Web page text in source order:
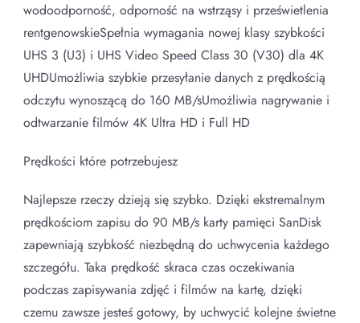
wodoodporność, odporność na wstrząsy i prześwietlenia
rentgenowskieSpełnia wymagania nowej klasy szybkości
UHS 3 (U3) i UHS Video Speed Class 30 (V30) dla 4K
UHDUmożliwia szybkie przesyłanie danych z prędkością
odczytu wynoszącą do 160 MB/sUmożliwia nagrywanie i
odtwarzanie filmów 4K Ultra HD i Full HD
Prędkości które potrzebujesz
Najlepsze rzeczy dzieją się szybko. Dzięki ekstremalnym
prędkościom zapisu do 90 MB/s karty pamięci SanDisk
zapewniają szybkość niezbędną do uchwycenia każdego
szczegółu. Taka prędkość skraca czas oczekiwania
podczas zapisywania zdjęć i filmów na kartę, dzięki
czemu zawsze jesteś gotowy, by uchwycić kolejne świetne